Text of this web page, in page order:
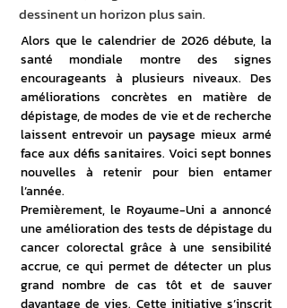
Alors que le calendrier de 2026 débute, la
santé mondiale montre des signes
encourageants à plusieurs niveaux. Des
améliorations concrètes en matière de
dépistage, de modes de vie et de recherche
laissent entrevoir un paysage mieux armé
face aux défis sanitaires. Voici sept bonnes
nouvelles à retenir pour bien entamer
l’année.
Premièrement, le Royaume-Uni a annoncé
une amélioration des tests de dépistage du
cancer colorectal grâce à une sensibilité
accrue, ce qui permet de détecter un plus
grand nombre de cas tôt et de sauver
davantage de vies. Cette initiative s’inscrit
dessinent un horizon plus sain.